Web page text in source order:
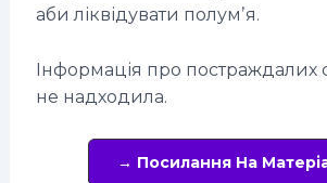
аби ліквідувати полумʼя.
Інформація про постраждалих
не надходила.
→ Посилання На